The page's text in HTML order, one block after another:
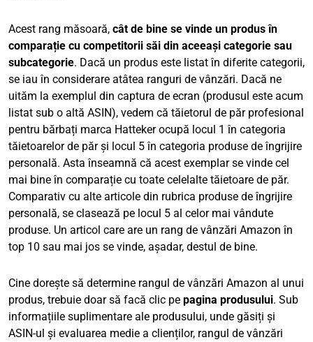
Acest rang măsoară, cât de bine se vinde un produs în
comparație cu competitorii săi din aceeași categorie sau
subcategorie. Dacă un produs este listat în diferite categorii,
se iau în considerare atâtea ranguri de vânzări. Dacă ne
uităm la exemplul din captura de ecran (produsul este acum
listat sub o altă ASIN), vedem că tăietorul de păr profesional
pentru bărbați marca Hatteker ocupă locul 1 în categoria
tăietoarelor de păr și locul 5 în categoria produse de îngrijire
personală. Asta înseamnă că acest exemplar se vinde cel
mai bine în comparație cu toate celelalte tăietoare de păr.
Comparativ cu alte articole din rubrica produse de îngrijire
personală, se clasează pe locul 5 al celor mai vândute
produse. Un articol care are un rang de vânzări Amazon în
top 10 sau mai jos se vinde, așadar, destul de bine.
Cine dorește să determine rangul de vânzări Amazon al unui
produs, trebuie doar să facă clic pe pagina produsului. Sub
informațiile suplimentare ale produsului, unde găsiți și
ASIN-ul și evaluarea medie a clienților, rangul de vânzări